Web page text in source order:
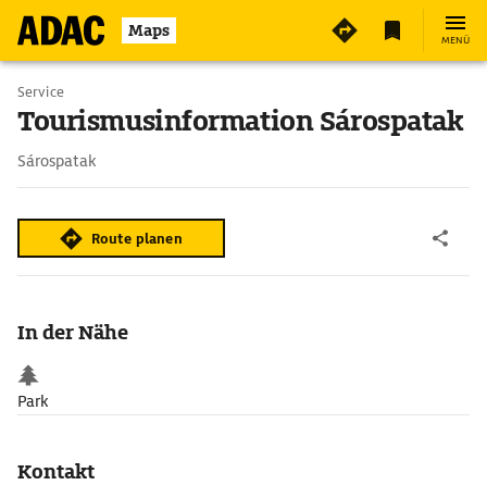
Maps MENÜ
Service
Tourismusinformation Sárospatak
Sárospatak
Route planen
In der Nähe
Park
Kontakt